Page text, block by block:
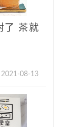
了 茶就
2021-08-13